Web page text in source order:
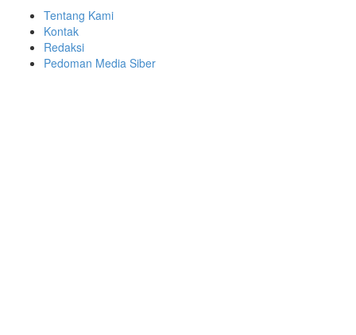
Tentang Kami
Kontak
Redaksi
Pedoman Media Siber